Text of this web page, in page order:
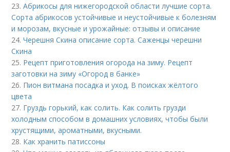
23.Абрикосы для нижегородской области лучшие сорта.
Сорта абрикосов устойчивые и неустойчивые к болезням
и морозам, вкусные и урожайные: отзывы и описание
24.Черешня Скина описание сорта. Саженцы черешни
Скина
25. Рецепт приготовления огорода на зиму. Рецепт
заготовки на зиму «Огород в банке»
26. Пион витмана посадка и уход. В поисках жёлтого
цвета
27. Груздь горький, как солить. Как солить грузди
холодным способом в домашних условиях, чтобы были
хрустящими, ароматными, вкусными.
28. Как хранить патиссоны